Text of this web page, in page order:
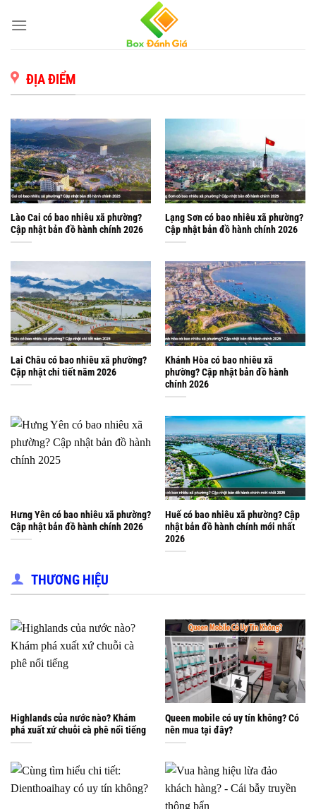
qua
ĐỊA ĐIỂM
Lào Cai có bao nhiêu xã phường?
Cập nhật bản đồ hành chính 2026
Lạng Sơn có bao nhiêu xã phường?
Cập nhật bản đồ hành chính 2026
Lai Châu có bao nhiêu xã phường?
Cập nhật chi tiết năm 2026
Khánh Hòa có bao nhiêu xã
phường? Cập nhật bản đồ hành
chính 2026
Hưng Yên có bao nhiêu xã phường?
Cập nhật bản đồ hành chính 2026
Huế có bao nhiêu xã phường? Cập
nhật bản đồ hành chính mới nhất
2026
THƯƠNG HIỆU
Highlands của nước nào? Khám
phá xuất xứ chuỗi cà phê nổi tiếng
Queen mobile có uy tín không? Có
nên mua tại đây?